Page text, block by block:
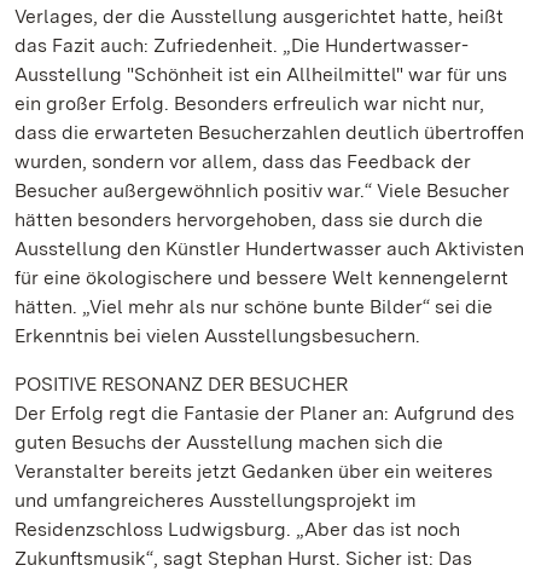
Verlages, der die Ausstellung ausgerichtet hatte, heißt
das Fazit auch: Zufriedenheit. „Die Hundertwasser-
Ausstellung "Schönheit ist ein Allheilmittel" war für uns
ein großer Erfolg. Besonders erfreulich war nicht nur,
dass die erwarteten Besucherzahlen deutlich übertroffen
wurden, sondern vor allem, dass das Feedback der
Besucher außergewöhnlich positiv war.“ Viele Besucher
hätten besonders hervorgehoben, dass sie durch die
Ausstellung den Künstler Hundertwasser auch Aktivisten
für eine ökologischere und bessere Welt kennengelernt
hätten. „Viel mehr als nur schöne bunte Bilder“ sei die
Erkenntnis bei vielen Ausstellungsbesuchern.
POSITIVE RESONANZ DER BESUCHER
Der Erfolg regt die Fantasie der Planer an: Aufgrund des
guten Besuchs der Ausstellung machen sich die
Veranstalter bereits jetzt Gedanken über ein weiteres
und umfangreicheres Ausstellungsprojekt im
Residenzschloss Ludwigsburg. „Aber das ist noch
Zukunftsmusik“, sagt Stephan Hurst. Sicher ist: Das